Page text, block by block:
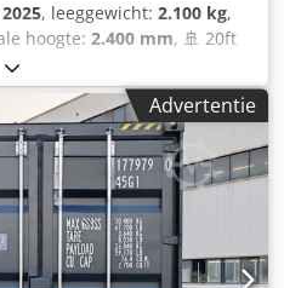
2025, leeggewicht: 2.100 kg,
hoogte: 2.400 mm, 🚢 20ft
nieuw (bouwjaar 2025 /
zeecontainer in
opslagruimte, werkplaats,
transport. ⭐ Uw
Bouwjaar 2025 / 2026 – zo
staalconstructie (2 mm
🔐 Veilig afsluitbaar met
CSC-keurmerk – wereldwijd
van ventilatie tegen vocht
Advertentie